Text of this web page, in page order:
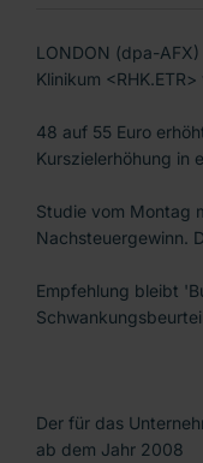
LONDON (dpa-
Klinikum <RHK.ETR>
48 auf 55 Euro
Kurszielerhöhung in
Studie vom Montag
Nachsteuergewinn.
Empfehlung bleibt
Der für das
ab dem Jahr 2008